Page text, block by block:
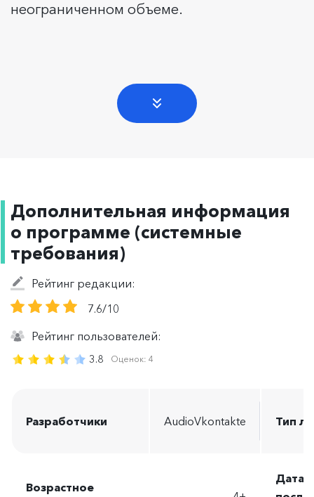
неограниченном объеме.
Дополнительная информация
о программе (системные
требования)
Рейтинг редакции:
7.6/10
Рейтинг пользователей:
3.8 Оценок: 4
Разработчики AudioVkontakte Тип
Возрастное
Дата